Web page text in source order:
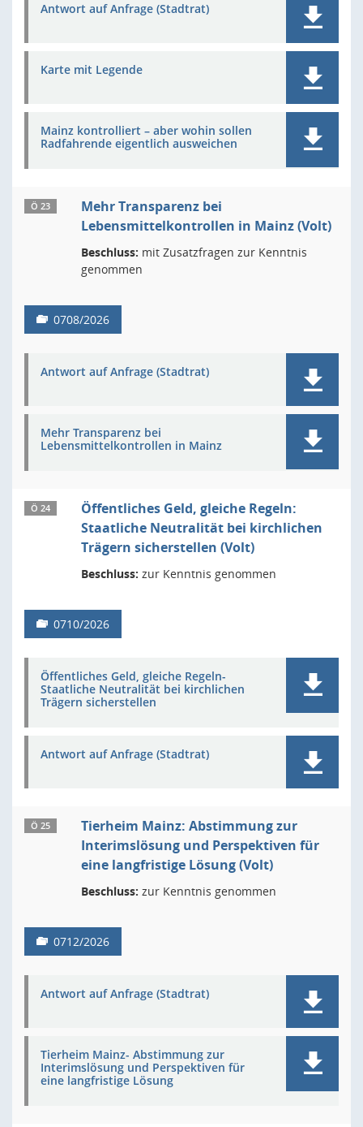
Antwort auf Anfrage (Stadtrat)
Karte mit Legende
Mainz kontrolliert – aber wohin sollen
Radfahrende eigentlich ausweichen
Ö 23
Mehr Transparenz bei
Lebensmittelkontrollen in Mainz (Volt)
Beschluss: mit Zusatzfragen zur Kenntnis
genommen
0708/2026
Antwort auf Anfrage (Stadtrat)
Mehr Transparenz bei
Lebensmittelkontrollen in Mainz
Ö 24
Öffentliches Geld, gleiche Regeln:
Staatliche Neutralität bei kirchlichen
Trägern sicherstellen (Volt)
Beschluss: zur Kenntnis genommen
0710/2026
Öffentliches Geld, gleiche Regeln-
Staatliche Neutralität bei kirchlichen
Trägern sicherstellen
Antwort auf Anfrage (Stadtrat)
Ö 25
Tierheim Mainz: Abstimmung zur
Interimslösung und Perspektiven für
eine langfristige Lösung (Volt)
Beschluss: zur Kenntnis genommen
0712/2026
Antwort auf Anfrage (Stadtrat)
Tierheim Mainz- Abstimmung zur
Interimslösung und Perspektiven für
eine langfristige Lösung